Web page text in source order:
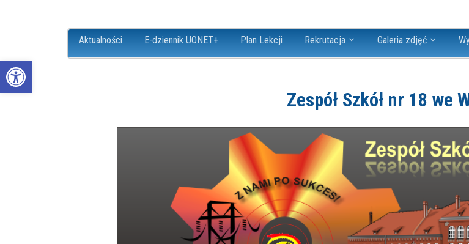
Open toolbar
Aktualności E-dziennik UONET+ Plan Lekcji Rekrutacja Galeria zdjęć
Zespół Szkół nr 18 we